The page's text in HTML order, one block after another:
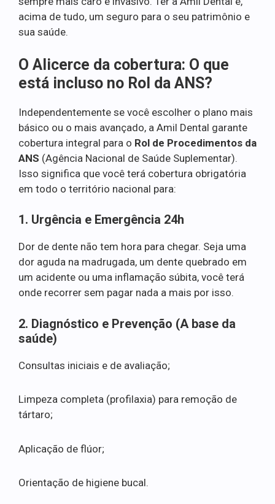
acima de tudo, um seguro para o seu patrimônio e
sua saúde.
O Alicerce da cobertura: O que
está incluso no Rol da ANS?
Independentemente se você escolher o plano mais
básico ou o mais avançado, a Amil Dental garante
cobertura integral para o Rol de Procedimentos da
ANS (Agência Nacional de Saúde Suplementar).
Isso significa que você terá cobertura obrigatória
em todo o território nacional para:
1. Urgência e Emergência 24h
Dor de dente não tem hora para chegar. Seja uma
dor aguda na madrugada, um dente quebrado em
um acidente ou uma inflamação súbita, você terá
onde recorrer sem pagar nada a mais por isso.
2. Diagnóstico e Prevenção (A base da
saúde)
Consultas iniciais e de avaliação;
Limpeza completa (profilaxia) para remoção de
tártaro;
Aplicação de flúor;
Orientação de higiene bucal.